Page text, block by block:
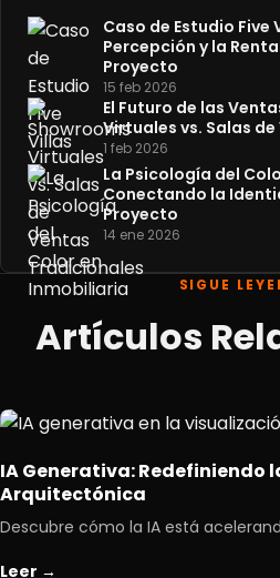
Caso de Estudio Five
Percepción y la
Proyecto
15 feb 2026
El Futuro de las
Virtuales vs. Salas
1 feb 2026
La Psicología del
Conectando la
Proyecto
14 ene 2026
SIGUE
Artículos
IA Generativa: Redefiniendo
Arquitectónica
Descubre cómo la IA está
Leer →